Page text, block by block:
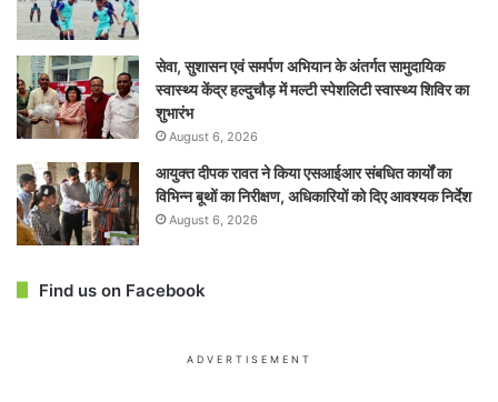
सेवा, सुशासन एवं समर्पण अभियान के अंतर्गत सामुदायिक
स्वास्थ्य केंद्र हल्दुचौड़ में मल्टी स्पेशलिटी स्वास्थ्य शिविर का
शुभारंभ
August 6, 2026
आयुक्त दीपक रावत ने किया एसआईआर संबधित कार्यों का
विभिन्न बूथों का निरीक्षण, अधिकारियों को दिए आवश्यक निर्देश
August 6, 2026
Find us on Facebook
ADVERTISEMENT